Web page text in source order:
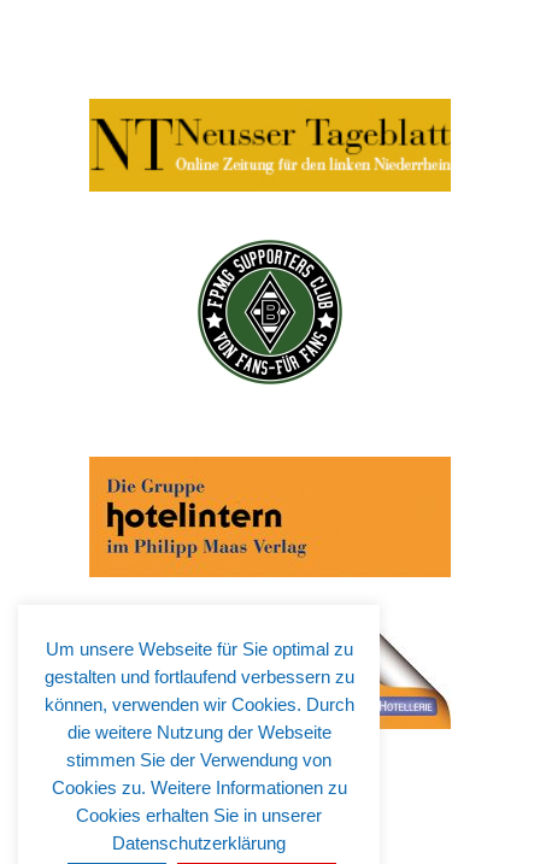
Um unsere Webseite für Sie optimal zu
gestalten und fortlaufend verbessern zu
können, verwenden wir Cookies. Durch
die weitere Nutzung der Webseite
stimmen Sie der Verwendung von
Cookies zu. Weitere Informationen zu
Cookies erhalten Sie in unserer
Datenschutzerklärung